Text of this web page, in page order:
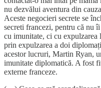
nu dezvălui aventura din
Aceste negocieri secrete se
secreti francezi, pentru că nu
cu imunitate, ci cu
prin expulzarea a doi
acestor lucruri, Martin Ryan,
imunitate diplomatică. A fost
externe franceze.